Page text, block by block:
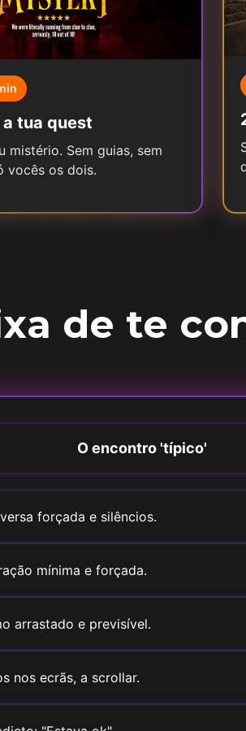
a tua quest
mistério. Sem guias, sem
vocês os dois.
de te
O encontro 'típico'
forçada e silêncios.
mínima e forçada.
arrastado e previsível.
nos ecrãs, a scrollar.